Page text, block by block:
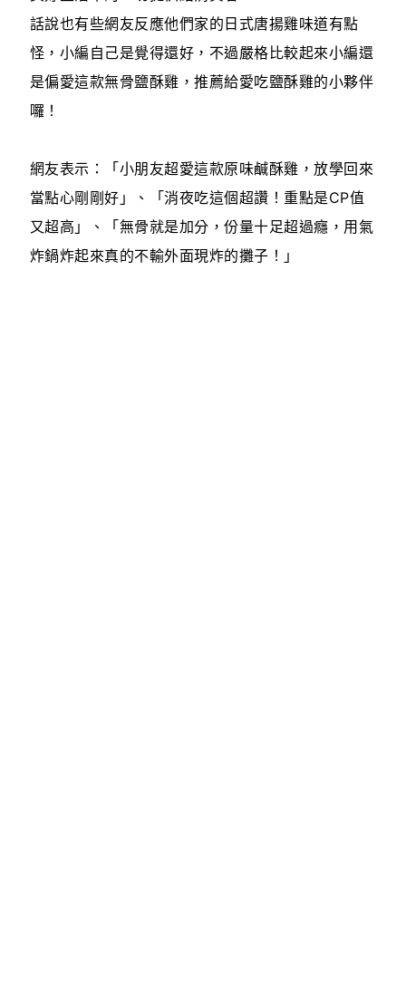
話說也有些網友反應他們家的日式唐揚雞味道有點
怪，小編自己是覺得還好，不過嚴格比較起來小編還
是偏愛這款無骨鹽酥雞，推薦給愛吃鹽酥雞的小夥伴
囉！
網友表示：「小朋友超愛這款原味鹹酥雞，放學回來
當點心剛剛好」、「消夜吃這個超讚！重點是CP值
又超高」、「無骨就是加分，份量十足超過癮，用氣
炸鍋炸起來真的不輸外面現炸的攤子！」